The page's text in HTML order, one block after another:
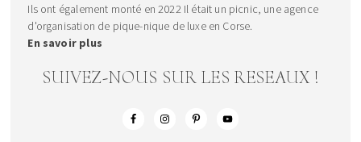
Ils ont également monté en 2022 Il était un picnic, une agence
d'organisation de pique-nique de luxe en Corse.
En savoir plus
SUIVEZ-NOUS SUR LES RESEAUX !